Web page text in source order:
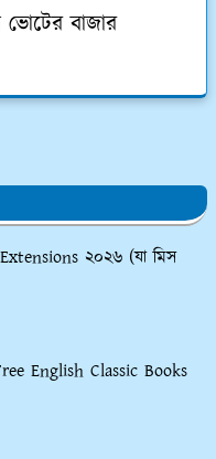
ভোটের বাজার
২০২৬ (যা মিস
English Classic Books